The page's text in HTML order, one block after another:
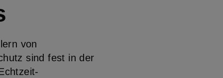
von
sind fest in der